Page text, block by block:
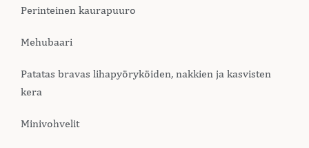
Perinteinen kaurapuuro
Mehubaari
Patatas bravas lihapyöryköiden, nakkien ja kasvisten
kera
Minivohvelit